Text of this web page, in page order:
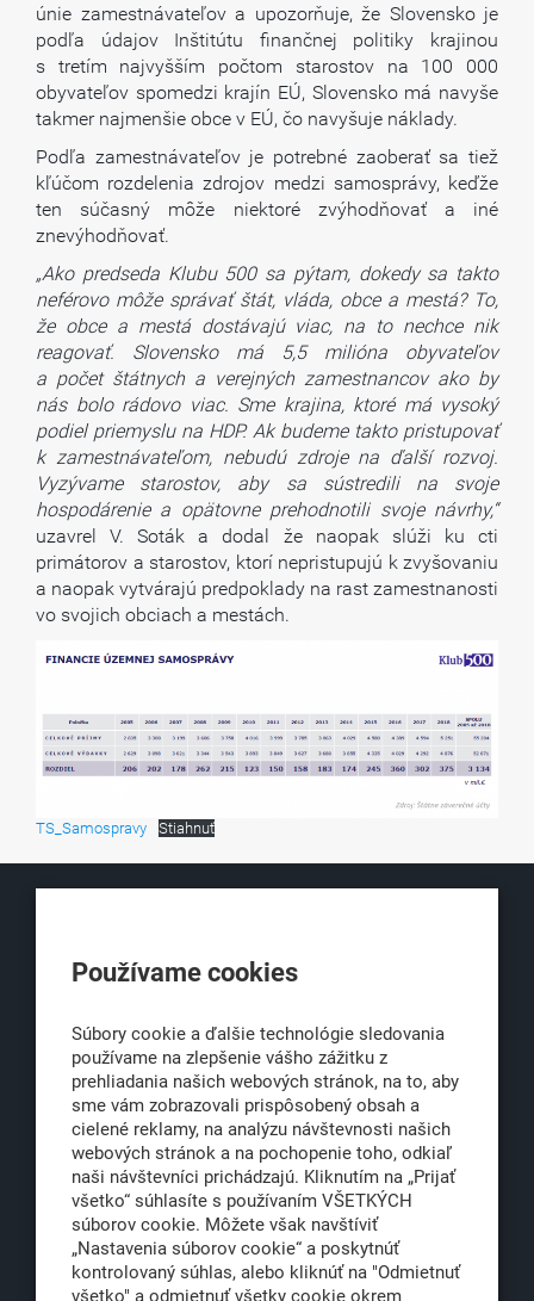
únie zamestnávateľov a upozorňuje, že Slovensko je
podľa údajov Inštitútu finančnej politiky krajinou
s tretím najvyšším počtom starostov na 100 000
obyvateľov spomedzi krajín EÚ, Slovensko má navyše
takmer najmenšie obce v EÚ, čo navyšuje náklady.
Podľa zamestnávateľov je potrebné zaoberať sa tiež
kľúčom rozdelenia zdrojov medzi samosprávy, keďže
ten súčasný môže niektoré zvýhodňovať a iné
znevýhodňovať.
„Ako predseda Klubu 500 sa pýtam, dokedy sa takto
neférovo môže správať štát, vláda, obce a mestá? To,
že obce a mestá dostávajú viac, na to nechce nik
reagovať. Slovensko má 5,5 milióna obyvateľov
a počet štátnych a verejných zamestnancov ako by
nás bolo rádovo viac. Sme krajina, ktoré má vysoký
podiel priemyslu na HDP. Ak budeme takto pristupovať
k zamestnávateľom, nebudú zdroje na ďalší rozvoj.
Vyzývame starostov, aby sa sústredili na svoje
hospodárenie a opätovne prehodnotili svoje návrhy,“
uzavrel V. Soták a dodal že naopak slúži ku cti
primátorov a starostov, ktorí nepristupujú k zvyšovaniu
a naopak vytvárajú predpoklady na rast zamestnanosti
vo svojich obciach a mestách.
TS_Samospravy Stiahnuť
Obchodná 6
office@klub500.sk
+421 2 54 646 464
www.klub500.sk
Copyright: Klub 500, 2026
Používame cookies
Súbory cookie a ďalšie technológie sledovania
používame na zlepšenie vášho zážitku z
prehliadania našich webových stránok, na to, aby
sme vám zobrazovali prispôsobený obsah a
cielené reklamy, na analýzu návštevnosti našich
webových stránok a na pochopenie toho, odkiaľ
naši návštevníci prichádzajú. Kliknutím na „Prijať
všetko“ súhlasíte s používaním VŠETKÝCH
súborov cookie. Môžete však navštíviť
„Nastavenia súborov cookie“ a poskytnúť
kontrolovaný súhlas, alebo kliknúť na "Odmietnuť
všetko" a odmietnuť všetky cookie okrem